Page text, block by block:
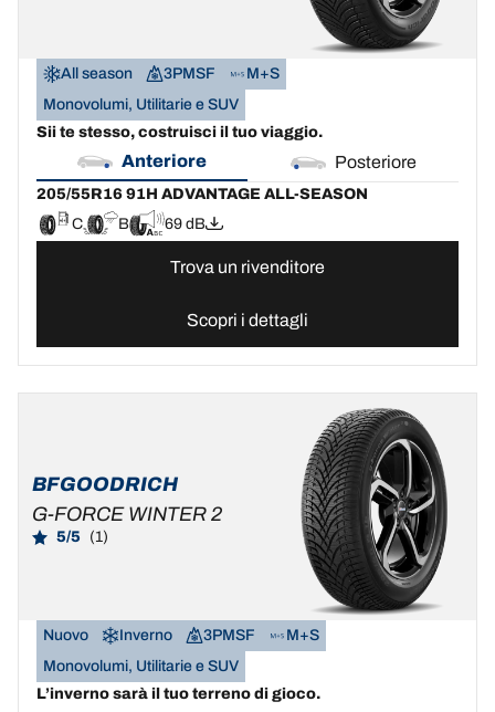
All season 3PMSF
M+S
Monovolumi, Utilitarie e SUV
Sii te stesso, costruisci il tuo viaggio.
Anteriore Posteriore
205/55R16 91H ADVANTAGE ALL-SEASON
C
B 69 dB
Trova un rivenditore
Scopri i dettagli
BFGOODRICH
G-FORCE WINTER 2
5/5 (1)
Nuovo Inverno 3PMSF
M+S
Monovolumi, Utilitarie e SUV
L’inverno sarà il tuo terreno di gioco.